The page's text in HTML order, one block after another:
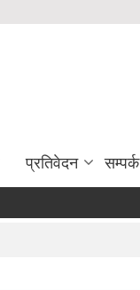
प्रतिवेदन सम्पर्क